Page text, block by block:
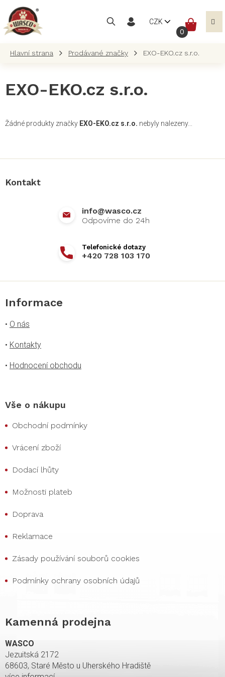
obsah
CZK
Prodávané značky EXO-EKO.cz s.r.o.
EXO-EKO.cz s.r.o.
Žádné produkty značky EXO-EKO.cz s.r.o. nebyly nalezeny...
Kontakt
info@wasco.cz
+420 728 103 170
Informace
• O nás
• Kontakty
• Hodnocení obchodu
Vše o nákupu
Obchodní podmínky
Vrácení zboží
Dodací lhůty
Možnosti plateb
Doprava
Reklamace
Zásady používání souborů cookies
Podmínky ochrany osobních údajů
Kamenná prodejna
WASCO
Jezuitská 2172
68603, Staré Město u Uherského Hradiště